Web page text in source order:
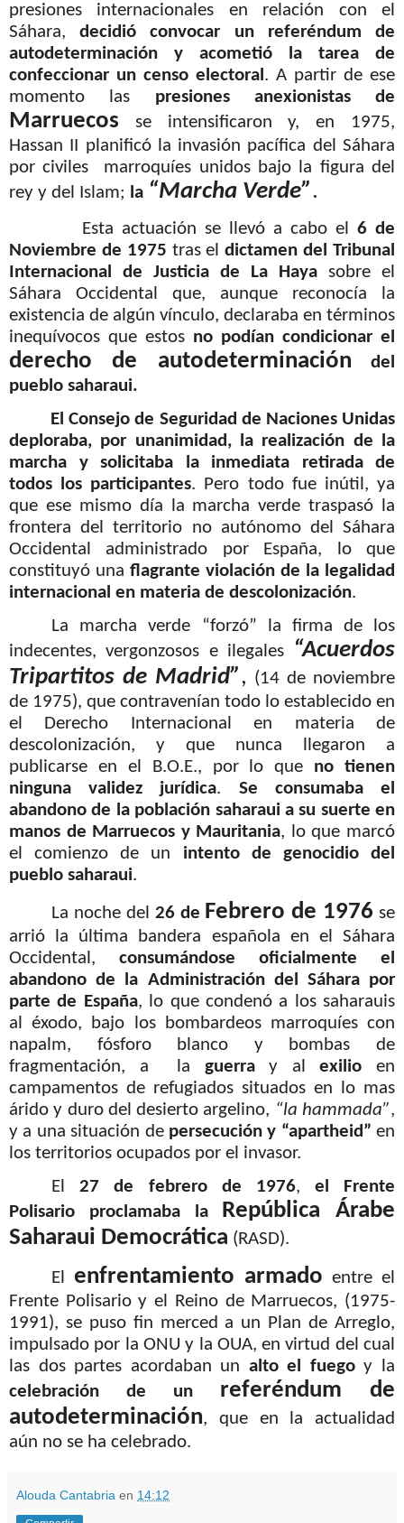
presiones internacionales en relación con el
Sáhara,decidió convocar un referéndum de
autodeterminación y acometió la tarea de
confeccionar un censo electoral. A partir de ese
momento las presiones anexionistas de
Marruecos se intensificaron y, en 1975,
Hassan II planificó la invasión pacífica del Sáhara
por civiles
marroquíes unidos bajo la figura del
rey y del Islam; la “Marcha Verde”.
Esta actuación se llevó a cabo el 6 de
Noviembre de 1975 tras eldictamen del Tribunal
Internacional de Justicia de La Haya sobre el
Sáhara Occidental que, aunque reconocía la
existencia de algún vínculo, declaraba en términos
inequívocos que estos no podían condicionar el
derecho de autodeterminación del
pueblo saharaui.
El Consejo de Seguridad de Naciones Unidas
deploraba, por unanimidad, la realización de la
marcha y solicitaba la inmediata retirada de
todos los participantes. Pero todo fue inútil, ya
que ese mismo día la marcha verde traspasó la
frontera del territorio no autónomo del Sáhara
Occidental administrado por España, lo que
constituyó una flagrante violación de la legalidad
internacional en materia de descolonización.
La marcha verde “forzó” la firma de los
indecentes, vergonzosos e ilegales
“Acuerdos
Tripartitos de Madrid”, (14 de noviembre
de 1975), que contravenían todo lo establecido en
el Derecho Internacional en materia de
descolonización, y que nunca llegaron a
publicarse en el B.O.E., por lo que no tienen
ninguna validez jurídica. Se consumaba el
abandono de la población saharaui a su suerte en
manos de Marruecos y Mauritania, lo que marcó
el comienzo de un intento de genocidio del
pueblo saharaui.
La noche del 26 de Febrero de 1976 se
arrió la última bandera española en el Sáhara
Occidental, consumándose oficialmente el
abandono de la Administración del Sáhara por
parte de España, lo que condenó a los saharauis
al éxodo, bajo los bombardeos marroquíes con
napalm, fósforo blanco y bombas de
fragmentación, a
la guerray alexilio en
campamentos de refugiados situados en lo mas
árido y duro del desierto argelino, “la hammada”,
y a una situación de persecución y “apartheid” en
los territorios ocupados por el invasor.
El27 de febrero de 1976, el Frente
Polisario proclamaba la República Árabe
Saharaui Democrática (RASD).
Elenfrentamiento armado entre el
Frente Polisario y el Reino de Marruecos, (1975-
1991), se puso fin merced a un Plan de Arreglo,
impulsado por la ONU y la OUA, en virtud del cual
las dos partes acordaban un alto el fuegoy la
celebración de un referéndum de
autodeterminación, que en la actualidad
aún no se ha celebrado.
Alouda Cantabria en 14:12